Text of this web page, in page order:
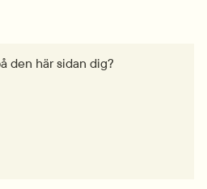
den här sidan dig?